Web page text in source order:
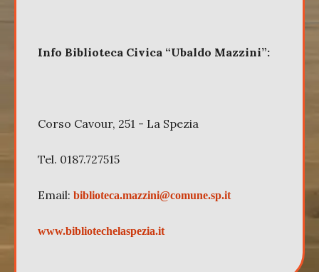
Info Biblioteca Civica “Ubaldo Mazzini”:
Corso Cavour, 251 - La Spezia
Tel. 0187.727515
Email: biblioteca.mazzini@comune.sp.it
www.bibliotechelaspezia.it